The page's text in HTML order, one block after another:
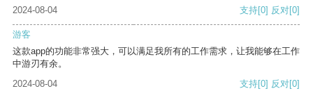
2024-08-04
支持[0] 反对[0]
游客
这款app的功能非常强大，可以满足我所有的工作需求，让我能够在工作
中游刃有余。
2024-08-04
支持[0] 反对[0]